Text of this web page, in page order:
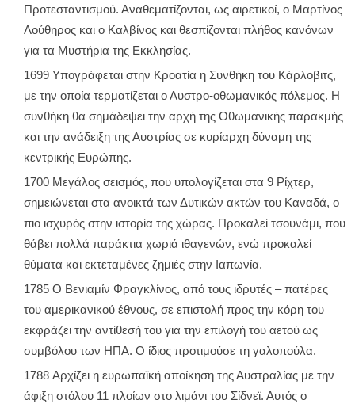
Προτεσταντισμού. Αναθεματίζονται, ως αιρετικοί, ο Μαρτίνος
Λούθηρος και ο Καλβίνος και θεσπίζονται πλήθος κανόνων
για τα Μυστήρια της Εκκλησίας.
1699 Υπογράφεται στην Κροατία η Συνθήκη του Κάρλοβιτς,
με την οποία τερματίζεται ο Αυστρο-οθωμανικός πόλεμος. Η
συνθήκη θα σημάδεψει την αρχή της Οθωμανικής παρακμής
και την ανάδειξη της Αυστρίας σε κυρίαρχη δύναμη της
κεντρικής Ευρώπης.
1700 Μεγάλος σεισμός, που υπολογίζεται στα 9 Ρίχτερ,
σημειώνεται στα ανοικτά των Δυτικών ακτών του Καναδά, ο
πιο ισχυρός στην ιστορία της χώρας. Προκαλεί τσουνάμι, που
θάβει πολλά παράκτια χωριά ιθαγενών, ενώ προκαλεί
θύματα και εκτεταμένες ζημιές στην Ιαπωνία.
1785 Ο Βενιαμίν Φραγκλίνος, από τους ιδρυτές – πατέρες
του αμερικανικού έθνους, σε επιστολή προς την κόρη του
εκφράζει την αντίθεσή του για την επιλογή του αετού ως
συμβόλου των ΗΠΑ. Ο ίδιος προτιμούσε τη γαλοπούλα.
1788 Αρχίζει η ευρωπαϊκή αποίκηση της Αυστραλίας με την
άφιξη στόλου 11 πλοίων στο λιμάνι του Σίδνεϊ. Αυτός ο